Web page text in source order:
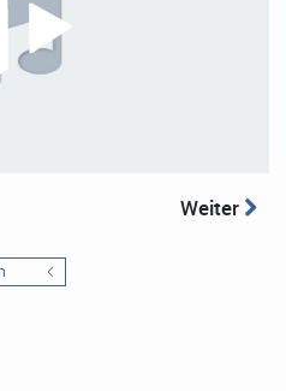
Weiter